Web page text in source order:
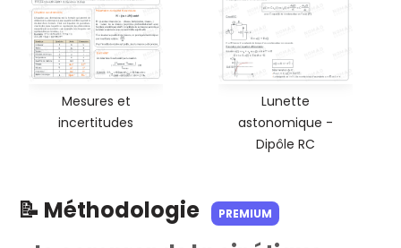
Mesures et
incertitudes
Lunette
astonomique -
Dipôle RC
📝 Méthodologie PREMIUM